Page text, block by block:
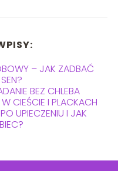
– JAK ZADBAĆ
BEZ CHLEBA
CIEŚCIE I PLACKACH
UPIECZENIU I JAK